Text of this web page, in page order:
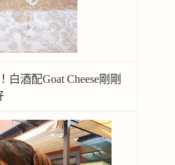
白酒配Goat Cheese剛剛